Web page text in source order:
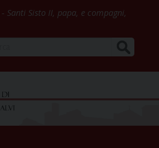
Santi Sisto II, papa, e compagni,